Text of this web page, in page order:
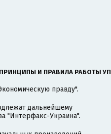
ПРИНЦИПЫ И ПРАВИЛА РАБОТЫ УП
правду".
дальнейшему
"Интерфакс-Украина".